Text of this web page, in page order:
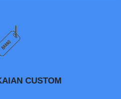
CUSTOM